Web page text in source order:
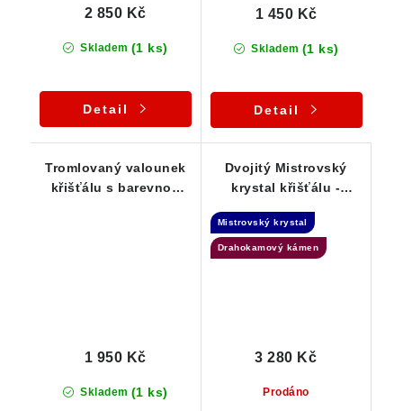
Skladem (1 ks)
2 850 Kč
Detail
Skladem (1 ks)
1 450 Kč
Detail
Tromlovaný valounek
křišťálu s barevnou
Skladem (1 ks)
1 950 Kč
Dvojitý Mistrovský
krystal křišťálu -
Spojovatel času
Mistrovský krystal
Drahokamový kámen
Prodáno
3 280 Kč